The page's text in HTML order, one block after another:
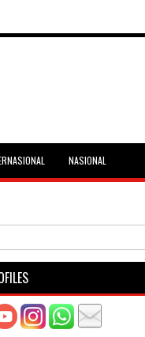
NASIONAL